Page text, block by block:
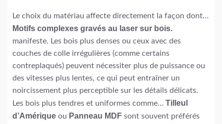
Le choix du matériau affecte directement la façon dont…
Motifs complexes gravés au laser sur bois.
manifeste. Les bois plus denses ou ceux avec des
couches de colle irrégulières (comme certains
contreplaqués) peuvent nécessiter plus de puissance ou
des vitesses plus lentes, ce qui peut entraîner un
noircissement plus perceptible sur les détails délicats.
Les bois plus tendres et uniformes comme… Tilleul
d’Amérique ou Panneau MDF sont souvent préférés